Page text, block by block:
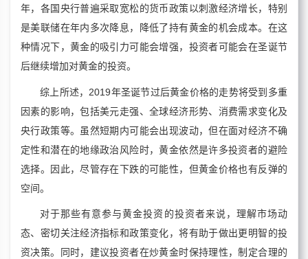
年，各国央行普遍采取宽松的货币政策以刺激经济增长，特别
是美联储在年内多次降息，降低了持有黄金的机会成本。在这
种情况下，黄金的吸引力可能会增强，投资者可能会在圣诞节
后继续增加对黄金的投资。
综上所述，2019年圣诞节过后黄金价格的走势将受到多重
因素的影响，包括美元走强、全球经济形势、消费需求变化及
央行政策等。虽然短期内可能会出现波动，但在面对经济不确
定性和潜在的地缘政治风险时，黄金依然是许多投资者的避险
选择。因此，尽管存在下跌的可能性，但黄金价格也有反弹的
空间。
对于那些有意参与黄金投资的投资者来说，理解市场动
态、密切关注经济指标和政策变化，将有助于做出更明智的投
资决策。同时，建议投资者在炒黄金时保持理性，制定合理的